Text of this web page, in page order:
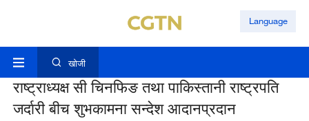
Language
खोजी
राष्ट्राध्यक्ष सी चिनफिङ तथा पाकिस्तानी राष्ट्रपति
जर्दारी बीच शुभकामना सन्देश आदानप्रदान